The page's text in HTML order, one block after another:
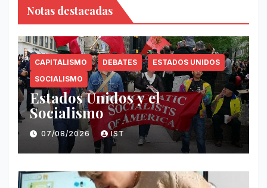
Notas destacadas
CAPITALISMO DEBATES
ESTADOS UNIDOS
SOCIALISMO
Estados Unidos y el
Socialismo
07/08/2026 IST